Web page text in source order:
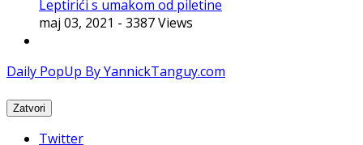
Leptirići s umakom od piletine
maj 03, 2021 - 3387 Views
Daily PopUp By YannickTanguy.com
Twitter